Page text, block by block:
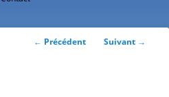
Navigation
← Précédent Suivant →